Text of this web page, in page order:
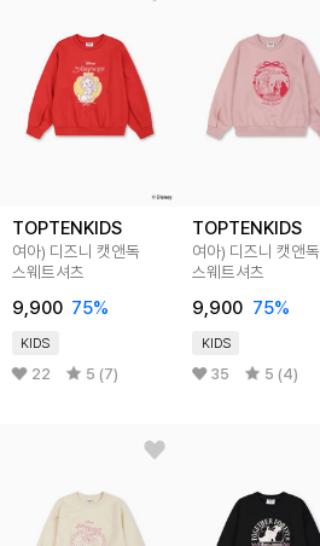
TOPTENKIDS
여아) 디즈니 캣앤독
스웨트셔츠
9,900 75%
KIDS
22 5 (7)
TOPTENKIDS
여아) 디즈니 캣앤독
스웨트셔츠
9,900 75%
KIDS
35 5 (4)